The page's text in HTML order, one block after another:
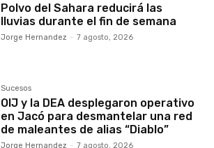
Polvo del Sahara reducirá las
lluvias durante el fin de semana
Jorge Hernandez - 7 agosto, 2026
Sucesos
OIJ y la DEA desplegaron operativo
en Jacó para desmantelar una red
de maleantes de alias “Diablo”
Jorge Hernandez - 7 agosto, 2026